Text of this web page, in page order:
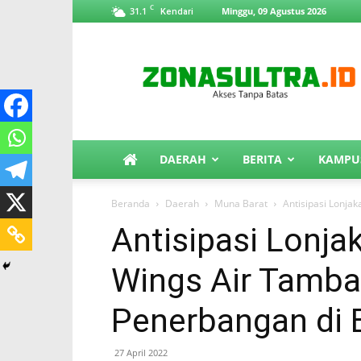
31.1 C Kendari Minggu, 09 Agustus 2026
DAERAH BERITA
Beranda Daerah Muna Barat Antisipasi
Antisipasi
Wings Air
Penerbangan di
27 April 2022